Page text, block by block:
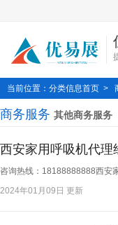
当前位置： 分类信息首页 >
商务服务 其他商务服务
西安家用呼吸机代理
咨询热线：18188888888西安
2024年01月09日 更新